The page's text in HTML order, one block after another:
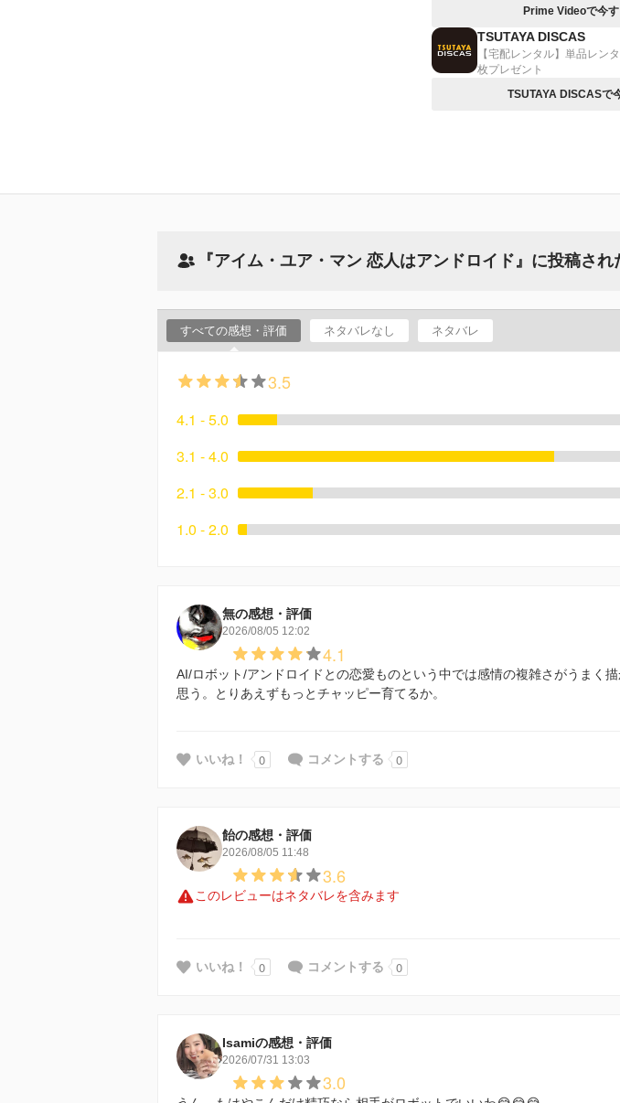
Prime Videoで今
TSUTAYA DISCAS
【宅配レンタル】単品レン
枚プレゼント
TSUTAYA DISCASで
『アイム・ユア・マン 恋人はアンドロイド』に投稿さ
すべての感想・評価 ネタバレなし ネタバレ
3.5
4.1 - 5.0
3.1 - 4.0
2.1 - 3.0
1.0 - 2.0
無の感想・評価
2026/08/05 12:02
4.1
AI/ロボット/アンドロイドとの恋愛ものという中では感情の複雑さがうまく
思う。とりあえずもっとチャッピー育てるか。
いいね！ 0 コメントする 0
飴の感想・評価
2026/08/05 11:48
3.6
このレビューはネタバレを含みます
いいね！ 0 コメントする 0
Isamiの感想・評価
2026/07/31 13:03
3.0